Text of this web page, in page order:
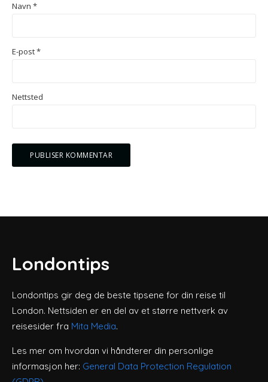
Navn *
E-post*
Nettsted
Londontips
Londontips gir deg de beste tipsene for din reise til
London. Nettsiden er en del av et større nettverk av
reisesider fra Mita Media.
Les mer om hvordan vi håndterer din personlige
informasjon her: General Data Protection Regulation